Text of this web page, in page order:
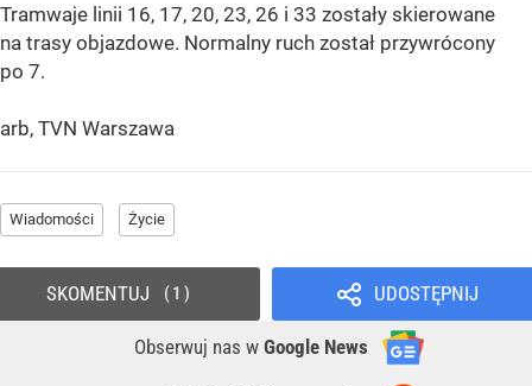
Tramwaje linii 16, 17, 20, 23, 26 i 33 zostały skierowane
na trasy objazdowe. Normalny ruch został przywrócony
po 7.
arb, TVN Warszawa
Wiadomości Życie
UDOSTĘPNIJ
Obserwuj nas w Google News
SKOMENTUJ 1